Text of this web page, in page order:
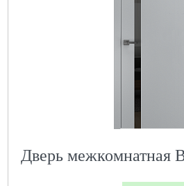
Дверь межкомнатная